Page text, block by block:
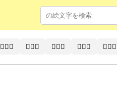
👨🏼‍⚕ 👨🏽‍⚕️ 👨🏽‍⚕ 👨🏾‍⚕️ 👨🏾‍⚕